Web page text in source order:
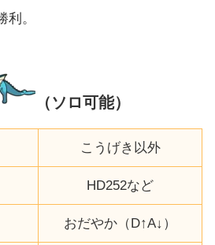
。
（ソロ可能）
こうげき以外
HD252など
おだやか（D↑A↓）